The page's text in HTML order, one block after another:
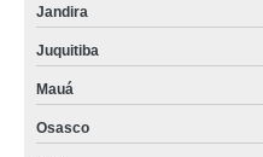
Jandira
Juquitiba
Mauá
Osasco